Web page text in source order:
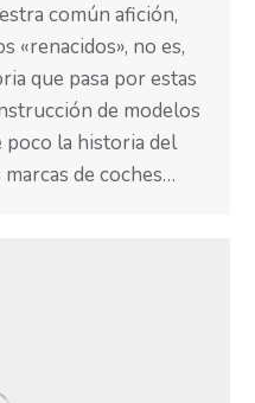
común afición,
«renacidos», no es,
que pasa por estas
de modelos
poco la historia del
de coches…